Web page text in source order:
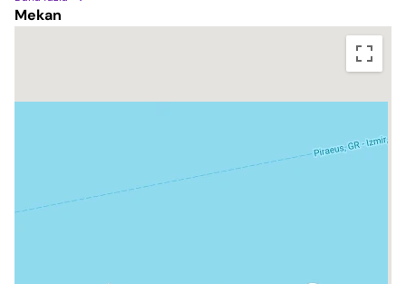
ağırlayarak ziyaretçilerine keyifli bir deneyim sunar. Modern
tasarımı, kaliteli hizmeti ve Balçova'nın merkezi konumunda yer
Mekan